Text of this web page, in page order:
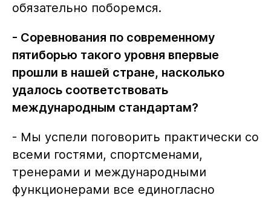
обязательно поборемся.
- Соревнования по современному
пятиборью такого уровня впервые
прошли в нашей стране, насколько
удалось соответствовать
международным стандартам?
- Мы успели поговорить практически со
всеми гостями, спортсменами,
тренерами и международными
функционерами все единогласно